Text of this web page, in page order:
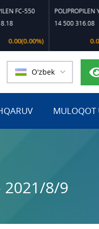
550
POLIPROPILEN Y120
14 500 316.08
O'zbek
MULOQOT
2021/8/9